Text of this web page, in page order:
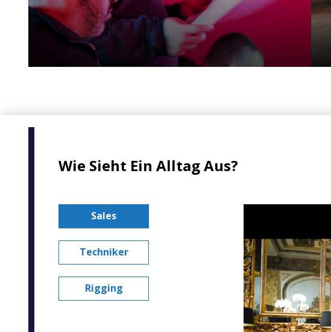
Wie Sieht Ein Alltag Aus?
Sales
Techniker
Rigging